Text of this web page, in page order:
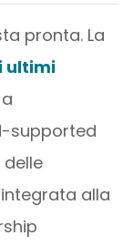
pronta. La
ultimi
supported
alla